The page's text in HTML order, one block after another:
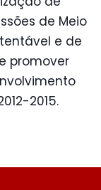
de Meio
e de
promover
2015.